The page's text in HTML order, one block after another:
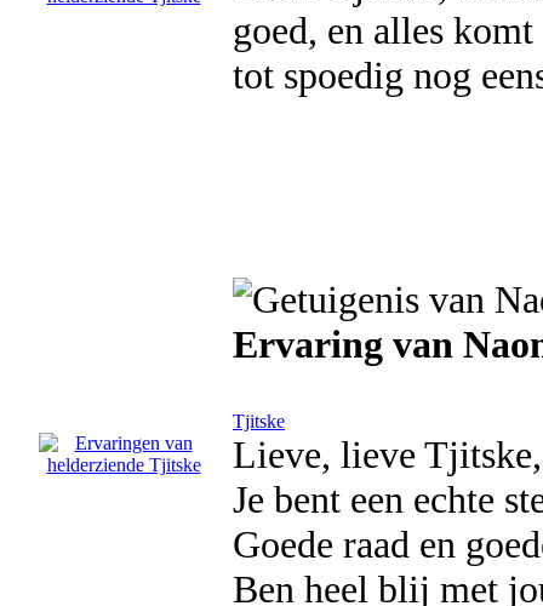
goed, en alles
tot spoedig nog
Ervaring van
Tjitske
Lieve, lieve
Je bent een echte
Goede raad en
Ben heel blij met